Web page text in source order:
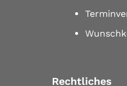
Rechtliches